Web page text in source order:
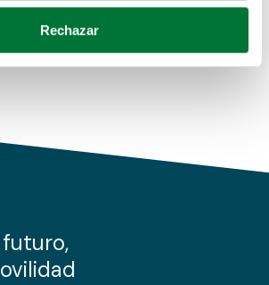
específicas (huellas
sobre cómo se procesan sus
uso que haga del sitio web con
de redes sociales, publicidad y análisis
Rechazar